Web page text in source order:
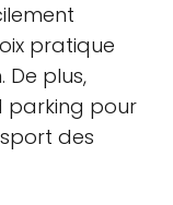
pratique
De plus,
parking pour
des